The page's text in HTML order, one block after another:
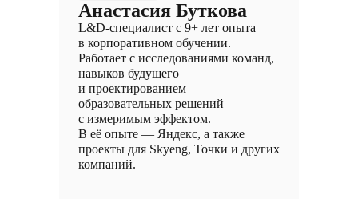
Анастасия Буткова
L&D-специалист с 9+ лет опыта
в корпоративном обучении.
Работает с исследованиями команд,
навыков будущего
и проектированием
образовательных решений
с измеримым эффектом.
В её опыте — Яндекс, а также
проекты для Skyeng, Точки и других
компаний.